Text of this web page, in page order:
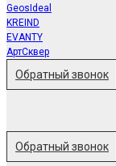
GeosIdeal
KREIND
EVANTY
АртСквер
Обратный звонок
Обратный звонок